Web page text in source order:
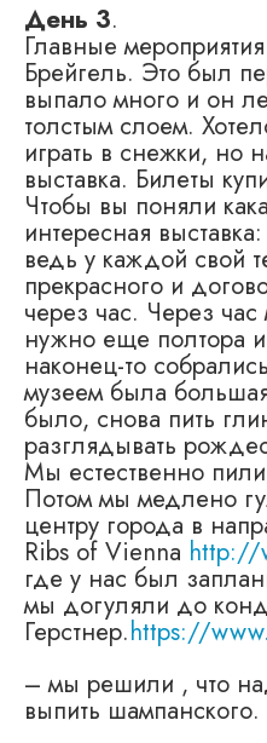
День 3.
Главные
Брейгель. Это был
выпало много и он
толстым слоем.
играть в снежки, но
выставка. Билеты
Чтобы вы поняли
интересная
ведь у каждой свой
прекрасного и
через час. Через
нужно еще полтора
наконец-то
музеем была
было, снова пить
разглядывать
Мы естественно
Потом мы медлено
центру города в
Ribs of Vienna http://
где у нас был
мы догуляли до
Герстнер.https://
– мы решили , что
выпить шампанского.